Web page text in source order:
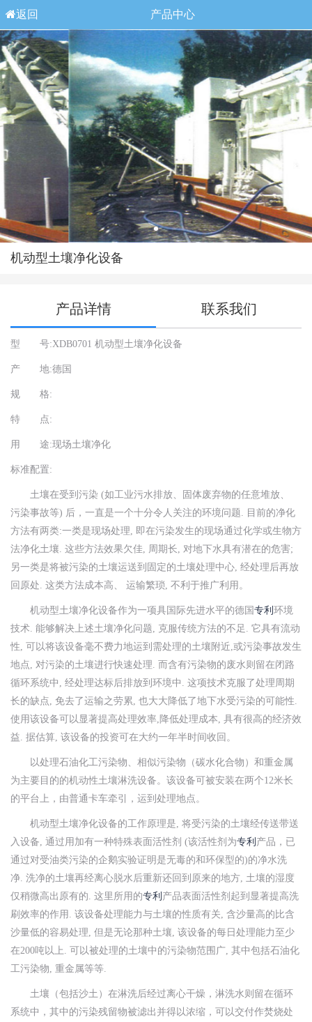
返回 产品中心
机动型土壤净化设备
产品详情 联系我们
型 号:XDB0701 机动型土壤净化设备
产 地:德国
规 格:
特 点:
用 途:现场土壤净化
标准配置:
土壤在受到污染 (如工业污水排放、固体废弃物的任意堆放、
污染事故等) 后，一直是一个十分令人关注的环境问题. 目前的净化
方法有两类:一类是现场处理, 即在污染发生的现场通过化学或生物方
法净化土壤. 这些方法效果欠佳, 周期长, 对地下水具有潜在的危害;
另一类是将被污染的土壤运送到固定的土壤处理中心, 经处理后再放
回原处. 这类方法成本高、 运输繁琐, 不利于推广利用。
机动型土壤净化设备作为一项具国际先进水平的德国 专利 环境
技术. 能够解决上述土壤净化问题, 克服传统方法的不足. 它具有流动
性, 可以将该设备毫不费力地运到需处理的土壤附近,或污染事故发生
地点, 对污染的土壤进行快速处理. 而含有污染物的废水则留在闭路
循环系统中, 经处理达标后排放到环境中. 这项技术克服了处理周期
长的缺点, 免去了运输之劳累, 也大大降低了地下水受污染的可能性.
使用该设备可以显著提高处理效率,降低处理成本, 具有很高的经济效
益. 据估算, 该设备的投资可在大约一年半时间收回。
以处理石油化工污染物、相似污染物（碳水化合物）和重金属
为主要目的的机动性土壤淋洗设备。该设备可被安装在两个12米长
的平台上，由普通卡车牵引，运到处理地点。
机动型土壤净化设备的工作原理是, 将受污染的土壤经传送带送
入设备, 通过用加有一种特殊表面活性剂 (该活性剂为专利 产品，已
通过对受油类污染的企鹅实验证明是无毒的和环保型的)的净水洗
净. 洗净的土壤再经离心脱水后重新还回到原来的地方, 土壤的湿度
仅稍微高出原有的. 这里所用的专利 产品表面活性剂起到显著提高洗
刷效率的作用. 该设备处理能力与土壤的性质有关, 含沙量高的比含
沙量低的容易处理, 但是无论那种土壤, 该设备的每日处理能力至少
在200吨以上. 可以被处理的土壤中的污染物范围广, 其中包括石油化
工污染物, 重金属等等.
土壤（包括沙土）在淋洗后经过离心干燥，淋洗水则留在循环
系统中，其中的污染残留物被滤出并得以浓缩，可以交付作焚烧处